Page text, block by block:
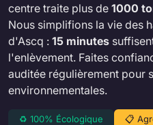
centre traite plus de 1000
Nous simplifions la vie des
d'Ascq : 15 minutes
l'enlèvement. Faites
auditée régulièrement pour
environnementales.
♻️ 100% Écologique
📋